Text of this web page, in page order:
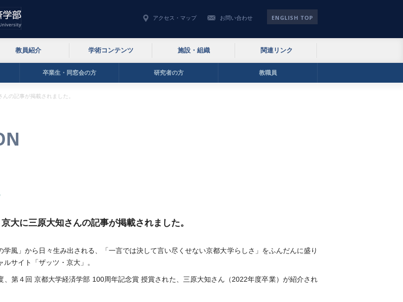
アクセス・マップ お問い合わせ ENGLISH TOP
教員紹介 学術コンテンツ 施設・組織 関連リンク
卒業生・同窓会の方 研究者の方 教職員
んの記事が掲載されました。
大に三原大知さんの記事が掲載されました。
学風」から日々生み出される、「一言では決して言い尽くせない京都大学らしさ」をふんだんに盛り
ルサイト「ザッツ・京大」。
、第４回 京都大学経済学部 100周年記念賞 授賞された、三原大知さん（2022年度卒業）が紹介され